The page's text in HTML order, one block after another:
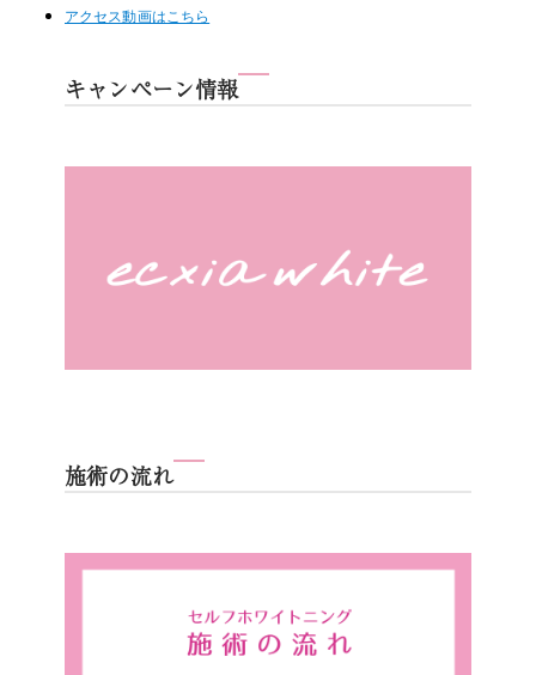
アクセス動画はこちら
キャンペーン情報
施術の流れ